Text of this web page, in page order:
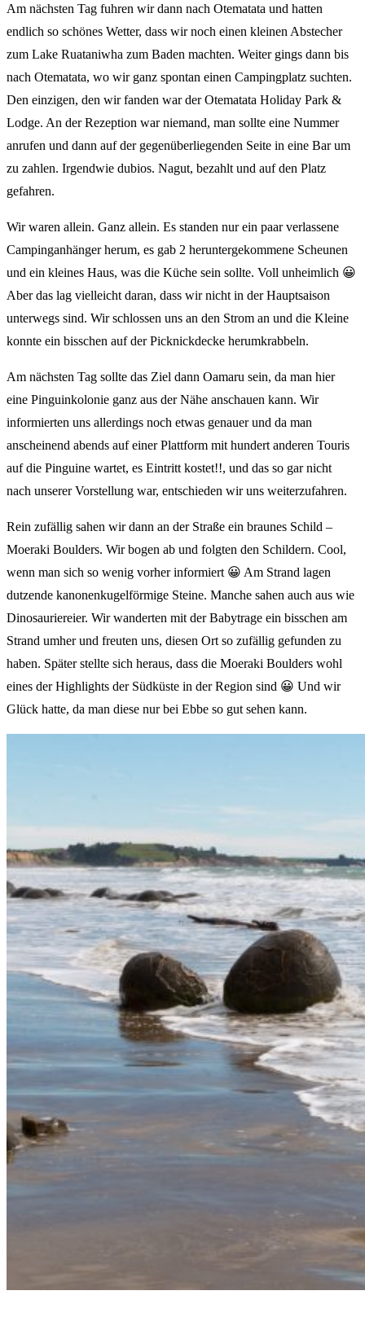
Am nächsten Tag fuhren wir dann nach Otematata und hatten
endlich so schönes Wetter, dass wir noch einen kleinen Abstecher
zum Lake Ruataniwha zum Baden machten. Weiter gings dann bis
nach Otematata, wo wir ganz spontan einen Campingplatz suchten.
Den einzigen, den wir fanden war der Otematata Holiday Park &
Lodge. An der Rezeption war niemand, man sollte eine Nummer
anrufen und dann auf der gegenüberliegenden Seite in eine Bar um
zu zahlen. Irgendwie dubios. Nagut, bezahlt und auf den Platz
gefahren.
Wir waren allein. Ganz allein. Es standen nur ein paar verlassene
Campinganhänger herum, es gab 2 heruntergekommene Scheunen
und ein kleines Haus, was die Küche sein sollte. Voll unheimlich 😀
Aber das lag vielleicht daran, dass wir nicht in der Hauptsaison
unterwegs sind. Wir schlossen uns an den Strom an und die Kleine
konnte ein bisschen auf der Picknickdecke herumkrabbeln.
Am nächsten Tag sollte das Ziel dann Oamaru sein, da man hier
eine Pinguinkolonie ganz aus der Nähe anschauen kann. Wir
informierten uns allerdings noch etwas genauer und da man
anscheinend abends auf einer Plattform mit hundert anderen Touris
auf die Pinguine wartet, es Eintritt kostet!!, und das so gar nicht
nach unserer Vorstellung war, entschieden wir uns weiterzufahren.
Rein zufällig sahen wir dann an der Straße ein braunes Schild –
Moeraki Boulders. Wir bogen ab und folgten den Schildern. Cool,
wenn man sich so wenig vorher informiert 😀 Am Strand lagen
dutzende kanonenkugelförmige Steine. Manche sahen auch aus wie
Dinosauriereier. Wir wanderten mit der Babytrage ein bisschen am
Strand umher und freuten uns, diesen Ort so zufällig gefunden zu
haben. Später stellte sich heraus, dass die Moeraki Boulders wohl
eines der Highlights der Südküste in der Region sind 😀 Und wir
Glück hatte, da man diese nur bei Ebbe so gut sehen kann.